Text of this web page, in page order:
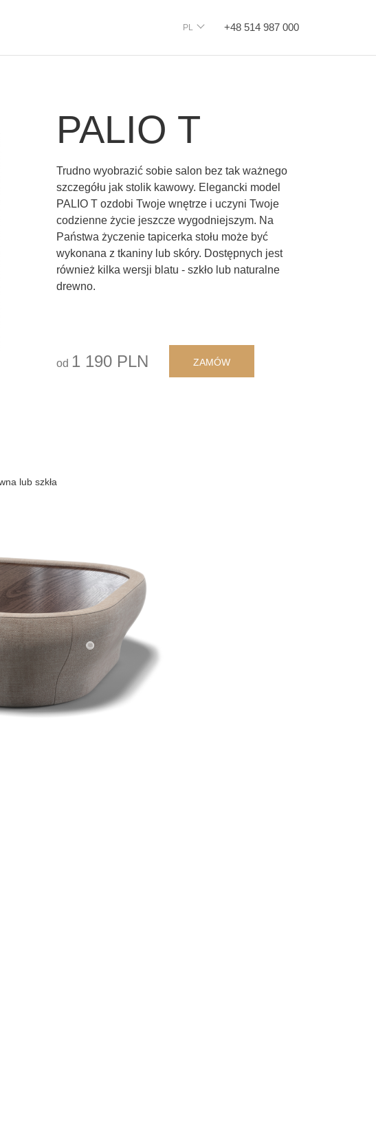
PL +48 514 987 000
PALIO T
Trudno wyobrazić sobie salon bez tak ważnego
szczegółu jak stolik kawowy. Elegancki model
PALIO T ozdobi Twoje wnętrze i uczyni Twoje
codzienne życie jeszcze wygodniejszym. Na
Państwa życzenie tapicerka stołu może być
wykonana z tkaniny lub skóry. Dostępnych jest
również kilka wersji blatu - szkło lub naturalne
drewno.
od 1 190 PLN ZAMÓW
pianki poliuretanowej